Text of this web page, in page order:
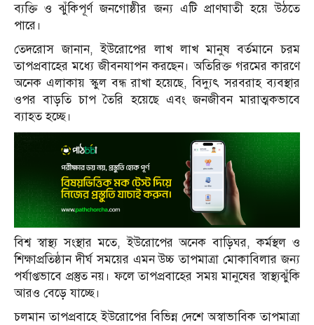
ব্যক্তি ও ঝুঁকিপূর্ণ জনগোষ্ঠীর জন্য এটি প্রাণঘাতী হয়ে উঠতে
পারে।
তেদরোস জানান, ইউরোপের লাখ লাখ মানুষ বর্তমানে চরম
তাপপ্রবাহের মধ্যে জীবনযাপন করছেন। অতিরিক্ত গরমের কারণে
অনেক এলাকায় স্কুল বন্ধ রাখা হয়েছে, বিদ্যুৎ সরবরাহ ব্যবস্থার
ওপর বাড়তি চাপ তৈরি হয়েছে এবং জনজীবন মারাত্মকভাবে
ব্যাহত হচ্ছে।
বিশ্ব স্বাস্থ্য সংস্থার মতে, ইউরোপের অনেক বাড়িঘর, কর্মস্থল ও
শিক্ষাপ্রতিষ্ঠান দীর্ঘ সময়ের এমন উচ্চ তাপমাত্রা মোকাবিলার জন্য
পর্যাপ্তভাবে প্রস্তুত নয়। ফলে তাপপ্রবাহের সময় মানুষের স্বাস্থ্যঝুঁকি
আরও বেড়ে যাচ্ছে।
চলমান তাপপ্রবাহে ইউরোপের বিভিন্ন দেশে অস্বাভাবিক তাপমাত্রা